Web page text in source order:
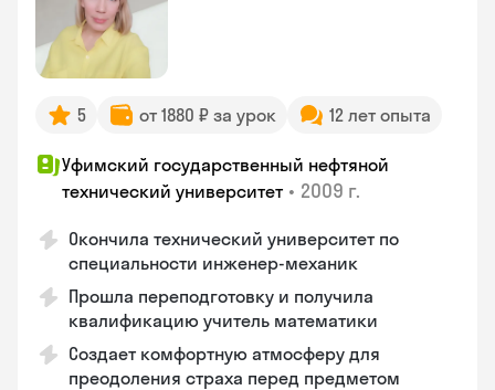
5 от 1880 ₽ за урок 12 лет опыта
Уфимский государственный нефтяной
технический университет • 2009 г.
Окончила технический университет по
специальности инженер-механик
Прошла переподготовку и получила
квалификацию учитель математики
Создает комфортную атмосферу для
преодоления страха перед предметом